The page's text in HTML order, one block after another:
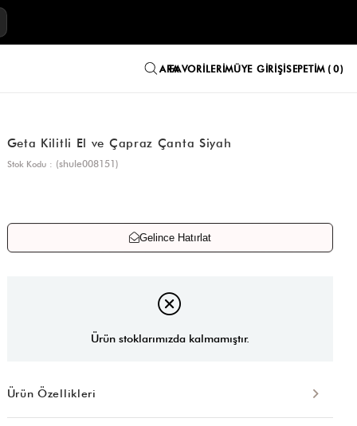
FAVORILERIMÜYE GIRIŞISEPETIM 0
Geta Kilitli El ve Çapraz Çanta Siyah
Stok Kodu (shule008151)
Gelince Hatırlat
Ürün stoklarımızda kalmamıştır.
Ürün Özellikleri